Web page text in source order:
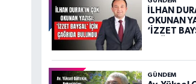
İLHAN
OKUNAN
‘İZZET
GÜNDEM